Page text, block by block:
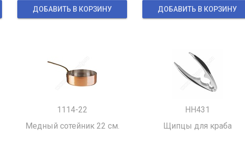
ДОБАВИТЬ В КОРЗИНУ ДОБАВИТЬ В КОРЗИНУ
1114-22
Медный сотейник 22 см.
HH431
Щипцы для краба